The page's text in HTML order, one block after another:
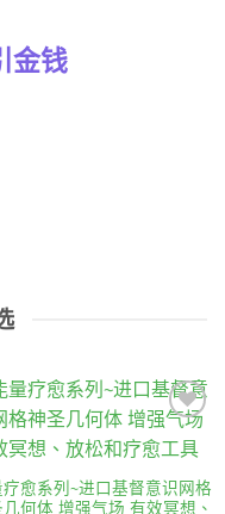
Add to
wishlist
愈系列~进口基督意识网格
何体 增强气场 有效冥想、
和疗愈工具